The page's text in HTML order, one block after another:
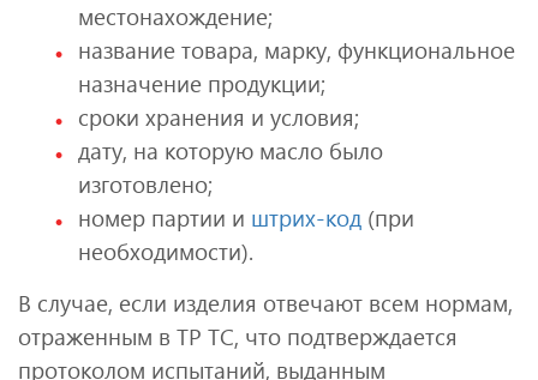
местонахождение;
название товара, марку, функциональное
назначение продукции;
сроки хранения и условия;
дату, на которую масло было
изготовлено;
номер партии и штрих-код (при
необходимости).
В случае, если изделия отвечают всем нормам,
отраженным в ТР ТС, что подтверждается
протоколом испытаний, выданным